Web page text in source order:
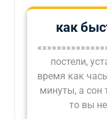
как
постели,
время как
минуты, а сон
то вы